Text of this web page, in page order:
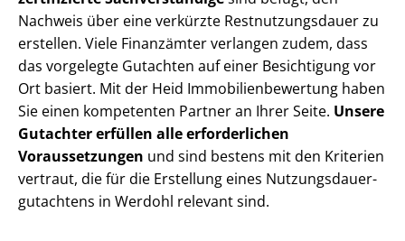
Nachweis über eine verkürzte Rest­nut­zungs­dau­er zu
erstellen. Viele Finanzämter verlangen zudem, dass
das vorgelegte Gutachten auf einer Besichtigung vor
Ort basiert. Mit der Heid Im­mo­bi­li­en­be­wer­tung haben
Sie einen kompetenten Partner an Ihrer Seite. Unsere
Gutachter erfüllen alle erforderlichen
Voraussetzungen und sind bestens mit den Kriterien
vertraut, die für die Erstellung eines Nut­zungs­dau­er­
gut­ach­tens in Werdohl relevant sind.